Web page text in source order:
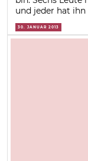
und jeder hat
30. JANUAR 2013